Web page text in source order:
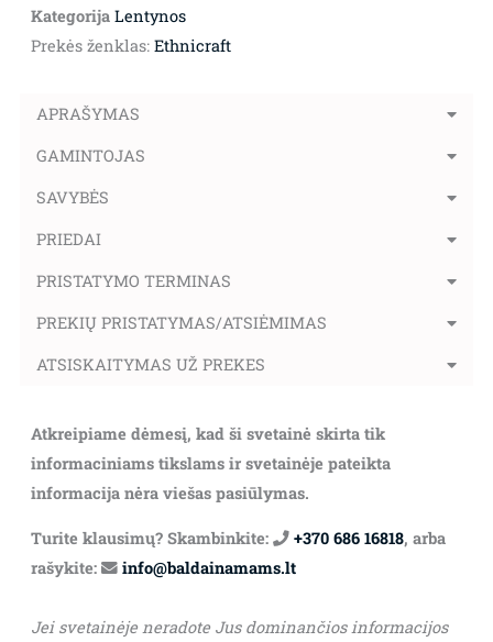
Kategorija Lentynos
Prekės ženklas: Ethnicraft
APRAŠYMAS
GAMINTOJAS
SAVYBĖS
PRIEDAI
PRISTATYMO TERMINAS
PREKIŲ PRISTATYMAS/ATSIĖMIMAS
ATSISKAITYMAS UŽ PREKES
Atkreipiame dėmesį, kad ši svetainė skirta tik
informaciniams tikslams ir svetainėje pateikta
informacija nėra viešas pasiūlymas.
Turite klausimų? Skambinkite: +370 686 16818, arba
rašykite:
info@baldainamams.lt
Jei svetainėje neradote Jus dominančios informacijos